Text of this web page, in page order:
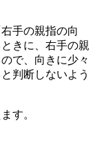
手の親指の向
きに、右手の親
で、向きに少々
判断しないよう
す。